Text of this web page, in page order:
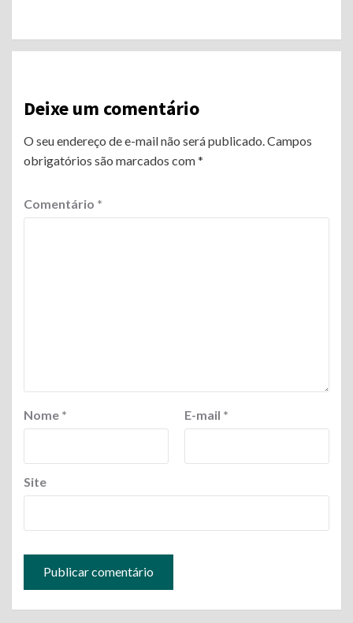
Continue
Reading
Deixe um comentário
O seu endereço de e-mail não será publicado. Campos
obrigatórios são marcados com*
Comentário *
Nome * E-mail *
Site